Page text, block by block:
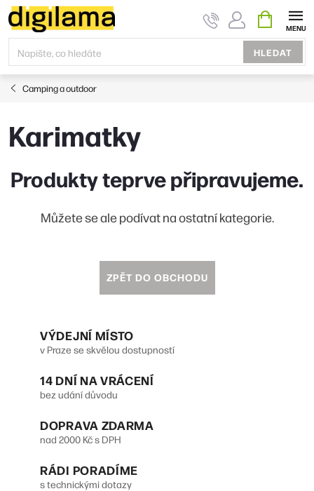
Přejít
na
obsah
HLEDAT
KOŠÍK
Camping a outdoor
Karimatky
Produkty teprve připravujeme.
Můžete se ale podívat na ostatní kategorie.
ZPĚT DO OBCHODU
VÝDEJNÍ MÍSTO
v Praze se skvělou dostupností
14 DNÍ NA VRÁCENÍ
bez udání důvodu
DOPRAVA ZDARMA
nad 2000 Kč s DPH
RÁDI PORADÍME
s technickými dotazy